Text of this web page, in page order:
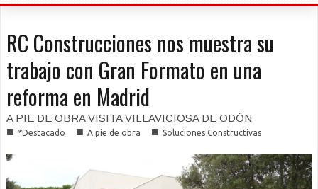
RC Construcciones nos muestra su
trabajo con Gran Formato en una
reforma en Madrid
A PIE DE OBRA VISITA VILLAVICIOSA DE ODÓN
■ *Destacado ■ A pie de obra ■ Soluciones Constructivas